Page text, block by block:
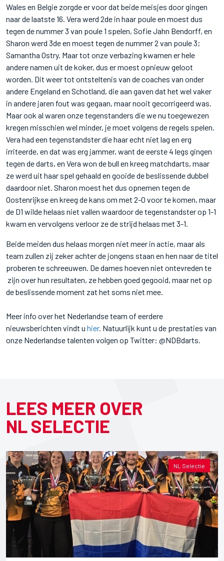
Wales en Belgie zorgde er voor dat beide meisjes door gingen
naar de laatste 16. Vera werd 2de in haar poule en moest dus
tegen de nummer 3 van poule 1 spelen, Sofie Jahn Bendorff, en
Sharon werd 3de en moest tegen de nummer 2 van poule 3;
Samantha Ostry. Maar tot onze verbazing kwamen er hele
andere namen uit de koker, dus er moest opnieuw geloot
worden. Dit weer tot ontsteltenis van de coaches van onder
andere Engeland en Schotland, die aan gaven dat het wel vaker
in andere jaren fout was gegaan, maar nooit gecorrigeerd was.
Maar ook al waren onze tegenstanders die we nu toegewezen
kregen misschien wel minder, je moet volgens de regels spelen.
Vera had een tegenstandster die haar echt niet lag en erg
irriteerde, en dat was erg jammer, want de eerste 4 legs gingen
tegen de darts, en Vera won de bull en kreeg matchdarts, maar
ze werd uit haar spel gehaald en gooide de beslissende dubbel
daardoor niet. Sharon moest het dus opnemen tegen de
Oostenrijkse en kreeg de kans om met 2-0 voor te komen, maar
de D1 wilde helaas niet vallen waardoor de tegenstandster op 1-1
kwam en vervolgens verloor ze de strijd helaas met 3-1.
Beide meiden dus helaas morgen niet meer in actie, maar als
team zullen zij zeker achter de jongens staan en hen naar de titel
proberen te schreeuwen. De dames hoeven niet ontevreden te
zijn over hun resultaten, ze hebben goed gegooid, maar net op
de beslissende moment zat het soms niet mee.
Meer info over het Nederlandse team of eerdere
nieuwsberichten vindt u hier. Natuurlijk kunt u de prestaties van
onze Nederlandse talenten volgen op Twitter: @NDBdarts.
LEES MEER OVER
NL SELECTIE
NL Selectie